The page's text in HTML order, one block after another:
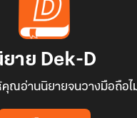
ยาย Dek-D
คุณอ่านนิยายจนวางมือถือไ